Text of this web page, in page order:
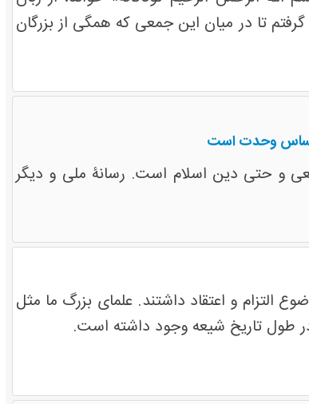
تا در میان این جمعی که همگی از بزرگان
اساس وحدت است
و حتی دین اسلام است. رسانۀ ملی و دیگر
التزام و اعتقاد داشتند. علمای بزرگ ما مثل
طول تاریخ شیعه وجود داشته است.